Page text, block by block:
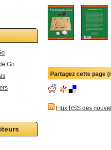
Go
Partagez cette page
Flux RSS des